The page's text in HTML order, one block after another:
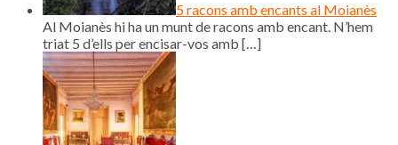
5 racons amb encants al Moianès
Al Moianès hi ha un munt de racons amb encant. N’hem
triat 5 d’ells per encisar-vos amb […]